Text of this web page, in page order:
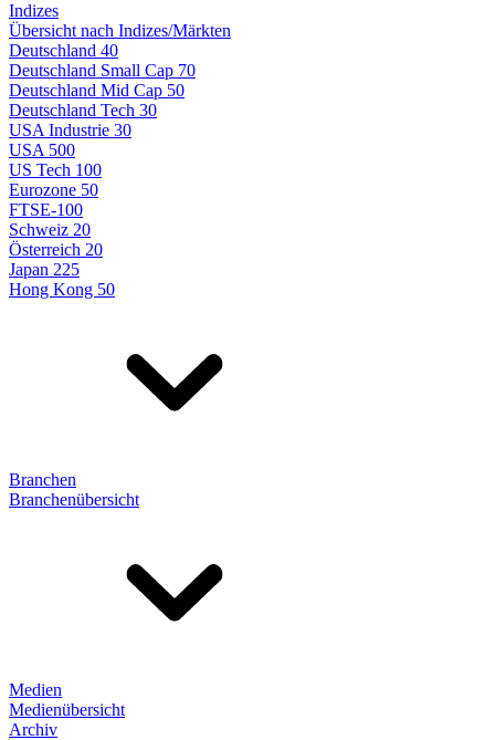
Indizes
Übersicht nach Indizes/Märkten
Deutschland 40
Deutschland Small Cap 70
Deutschland Mid Cap 50
Deutschland Tech 30
USA Industrie 30
USA 500
US Tech 100
Eurozone 50
FTSE-100
Schweiz 20
Österreich 20
Japan 225
Hong Kong 50
Branchen
Branchenübersicht
Medien
Medienübersicht
Archiv